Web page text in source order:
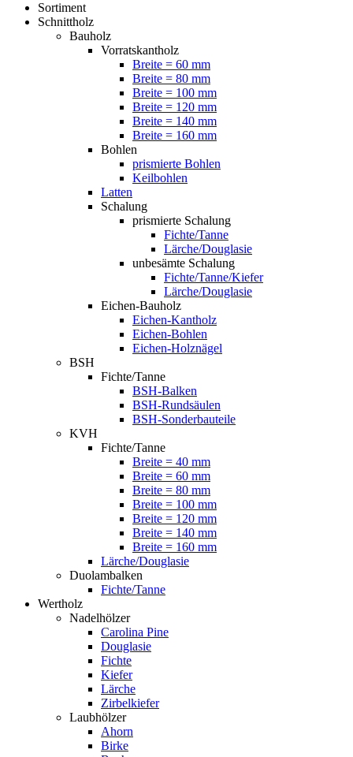
Sortiment
Schnittholz
Bauholz
Vorratskantholz
Breite = 60 mm
Breite = 80 mm
Breite = 100 mm
Breite = 120 mm
Breite = 140 mm
Breite = 160 mm
Bohlen
prismierte Bohlen
Keilbohlen
Latten
Schalung
prismierte Schalung
Fichte/Tanne
Lärche/Douglasie
unbesämte Schalung
Fichte/Tanne/Kiefer
Lärche/Douglasie
Eichen-Bauholz
Eichen-Kantholz
Eichen-Bohlen
Eichen-Holznägel
BSH
Fichte/Tanne
BSH-Balken
BSH-Rundsäulen
BSH-Sonderbauteile
KVH
Fichte/Tanne
Breite = 40 mm
Breite = 60 mm
Breite = 80 mm
Breite = 100 mm
Breite = 120 mm
Breite = 140 mm
Breite = 160 mm
Lärche/Douglasie
Duolambalken
Fichte/Tanne
Wertholz
Nadelhölzer
Carolina Pine
Douglasie
Fichte
Kiefer
Lärche
Zirbelkiefer
Laubhölzer
Ahorn
Birke